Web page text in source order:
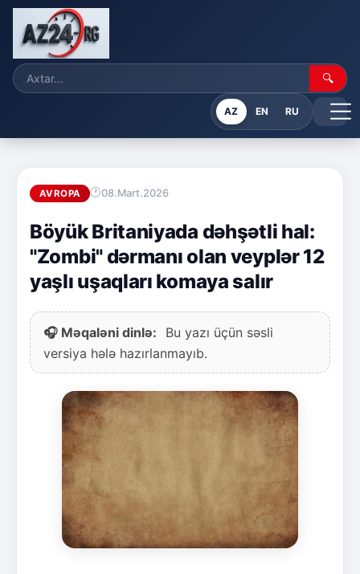
🔍
AZ EN RU
AVROPA 08.Mart.2026
Böyük Britaniyada dəhşətli hal:
"Zombi" dərmanı olan veyplər 12
yaşlı uşaqları komaya salır
🎧 Məqaləni dinlə:
Bu yazı üçün səsli
versiya hələ hazırlanmayıb.